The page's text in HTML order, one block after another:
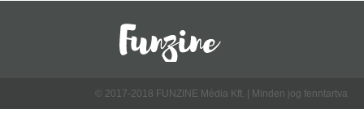
© 2017-2018 FUNZINE Média Kft. | Minden jog fenntartva